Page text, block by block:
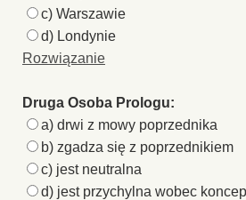
c) Warszawie
d) Londynie
Rozwiązanie
Druga Osoba Prologu:
a) drwi z mowy poprzednika
b) zgadza się z poprzednikiem
c) jest neutralna
d) jest przychylna wobec